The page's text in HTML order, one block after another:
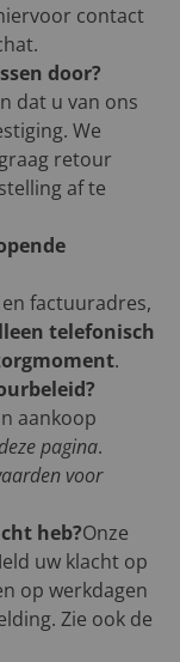
contact
door?
dat u van ons
We
retour
af te
factuuradres,
telefonisch
.
aankoop
deze pagina.
voor
heb?Onze
uw klacht op
op werkdagen
Zie ook de